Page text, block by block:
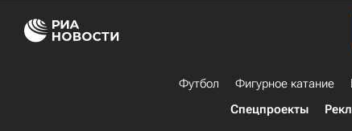
Футбол Фигурное катание
Спецпроекты